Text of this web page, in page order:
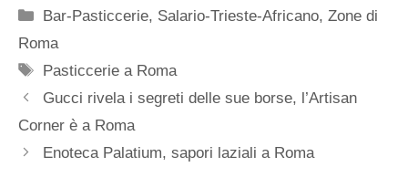
Categorie
Bar-Pasticcerie, Salario-Trieste-Africano,Zone di
Roma
Tag
Pasticcerie a Roma
Gucci rivela i segreti delle sue borse, l’Artisan
Corner è a Roma
Enoteca Palatium, sapori laziali a Roma